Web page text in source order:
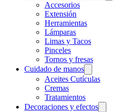
Accesorios
Extensión
Herramientas
Lámparas
Limas y Tacos
Pinceles
Tornos y fresas
Cuidado de manos
Aceites Cutículas
Cremas
Tratamientos
Decoraciones y efectos